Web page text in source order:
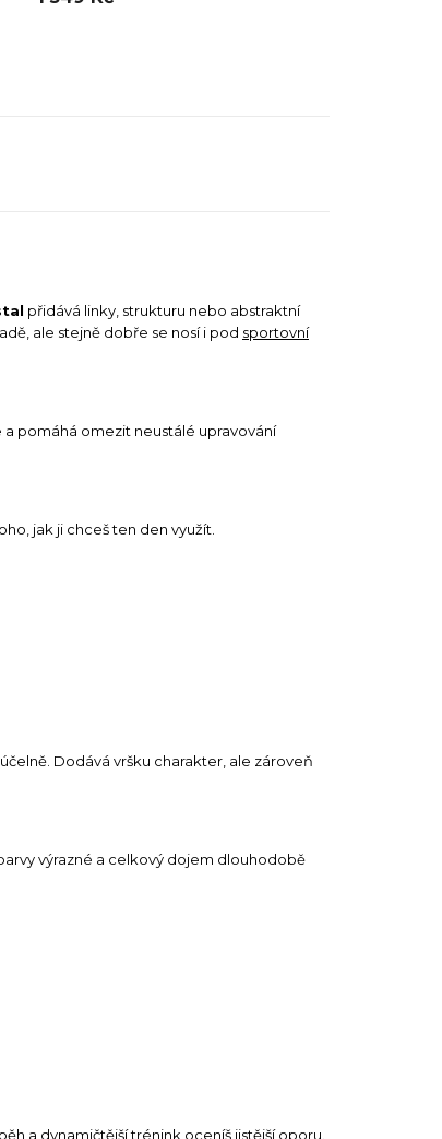
přidává linky, strukturu nebo abstraktní
ale stejně dobře se nosí i pod sportovní
pomáhá omezit neustálé upravování
jak ji chceš ten den využít.
Dodává vršku charakter, ale zároveň
výrazné a celkový dojem dlouhodobě
a dynamičtější trénink oceníš jistější oporu.